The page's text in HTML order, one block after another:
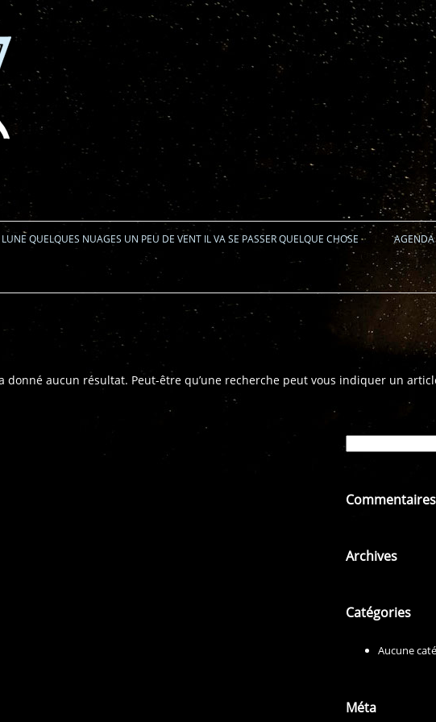
Aller au contenu
LUNE QUELQUES NUAGES UN PEU DE VENT IL VA SE PASSER QUELQUE CHOSE AGENDA
donné aucun résultat. Peut-être qu’une recherche peut vous indiquer un
Archives
Catégories
Aucune
Méta